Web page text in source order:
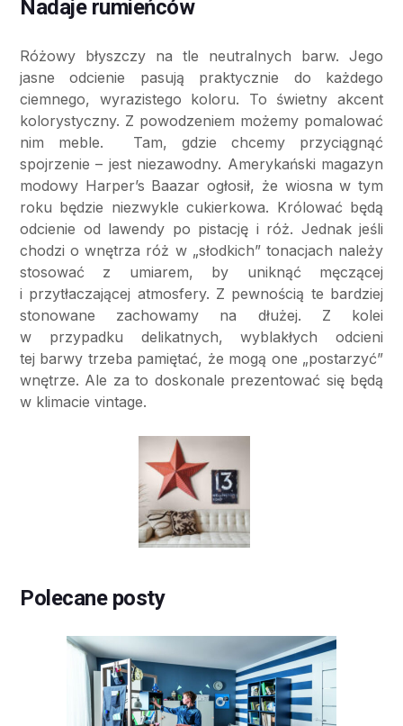
Nadaje rumieńców
Różowy błyszczy na tle neutralnych barw. Jego
jasne odcienie pasują praktycznie do każdego
ciemnego, wyrazistego koloru. To świetny akcent
kolorystyczny. Z powodzeniem możemy pomalować
nim meble. Tam, gdzie chcemy przyciągnąć
spojrzenie – jest niezawodny. Amerykański magazyn
modowy Harper’s Baazar ogłosił, że wiosna w tym
roku będzie niezwykle cukierkowa. Królować będą
odcienie od lawendy po pistację i róż. Jednak jeśli
chodzi o wnętrza róż w „słodkich” tonacjach należy
stosować z umiarem, by uniknąć męczącej
i przytłaczającej atmosfery. Z pewnością te bardziej
stonowane zachowamy na dłużej. Z kolei
w przypadku delikatnych, wyblakłych odcieni
tej barwy trzeba pamiętać, że mogą one „postarzyć”
wnętrze. Ale za to doskonale prezentować się będą
w klimacie vintage.
Polecane posty